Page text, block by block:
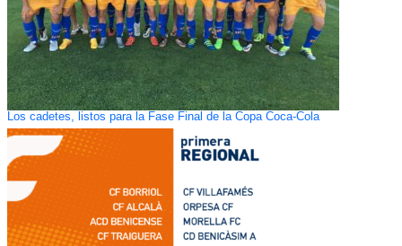
Los cadetes, listos para la Fase Final de la Copa Coca-Cola